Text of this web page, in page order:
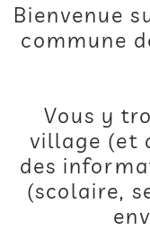
Bienvenue
commune
Vous y
village (et
des
(scolaire,